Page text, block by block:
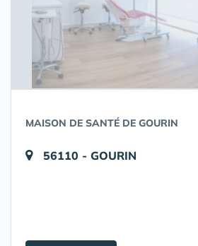
MAISON DE SANTÉ DE GOURIN
56110 - GOURIN